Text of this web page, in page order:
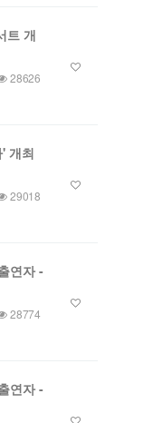
트 개
28626
개최
29018
연자 -
28774
연자 -